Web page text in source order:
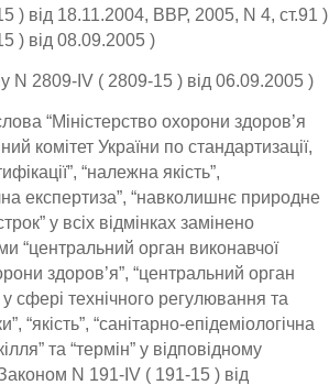
) від 18.11.2004, ВВР, 2005, N 4, ст.91 )
) від 08.09.2005 )
N 2809-IV ( 2809-15 ) від 06.09.2005 )
“Міністерство охорони здоров’я
комітет України по стандартизації,
“належна якість”,
експертиза”, “навколишнє природне
у всіх відмінках замінено
“центральний орган виконавчої
здоров’я”, “центральний орган
сфері технічного регулювання та
“якість”, “санітарно-епідеміологічна
та “термін” у відповідному
Законом N 191-IV ( 191-15 ) від